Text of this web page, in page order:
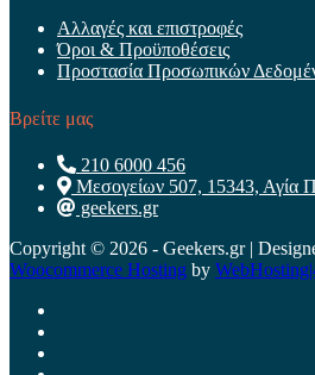
Αλλαγές και επιστροφές
Όροι & Προϋποθέσεις
Προστασία Προσωπικών
Βρείτε μας
210 6000 456
Μεσογείων 507, 15343, Αγία
geekers.gr
Copyright © 2026 - Geekers.gr |
Woocommerce Hosting by